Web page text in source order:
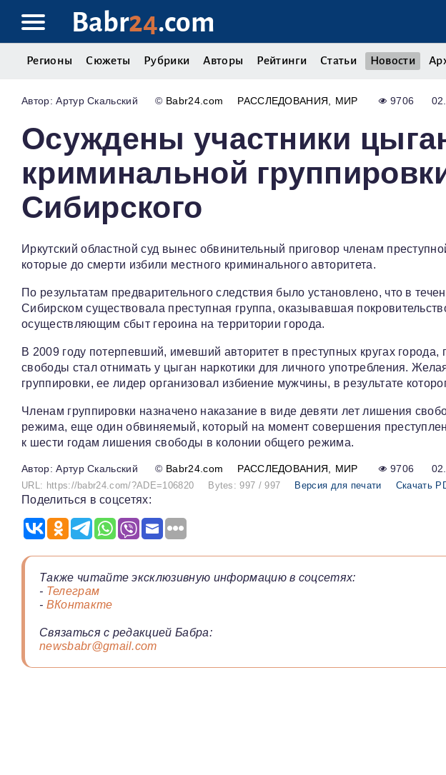
Babr24.com
Регионы Сюжеты Рубрики Авторы Рейтинги Статьи Новости
Артур Скальский © Babr24.com РАССЛЕДОВАНИЯ МИР 9706
Осуждены участники
криминальной
Сибирского
Иркутский областной суд вынес обвинительный приговор членам
которые до смерти избили местного криминального авторитета.
По результатам предварительного следствия было установлено, что в
Сибирском существовала преступная группа, оказывавшая
осуществляющим сбыт героина на территории города.
В 2009 году потерпевший, имевший авторитет в преступных кругах
свободы стал отнимать у цыган наркотики для личного употребления.
группировки, ее лидер организовал избиение мужчины, в результате
Членам группировки назначено наказание в виде девяти лет лишения
режима, еще один обвиняемый, который на момент совершения
к шести годам лишения свободы в колонии общего режима.
Артур Скальский © Babr24.com РАССЛЕДОВАНИЯ МИР 9706
URL: https://babr24.com/?ADE=106820 Bytes: 997 / 997 Версия для печати Скачать
Поделиться в соцсетях:
Также читайте эксклюзивную информацию в соцсетях:
- Телеграм
- ВКонтакте
Связаться с редакцией Бабра:
newsbabr@gmail.com